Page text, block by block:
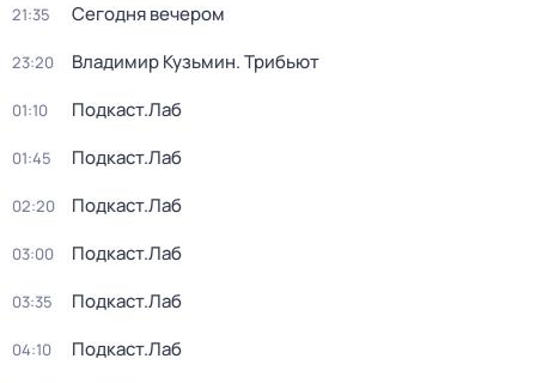
21:35 Сегодня вечером
23:20 Владимир Кузьмин. Трибьют
01:10 Подкаст.Лаб
01:45 Подкаст.Лаб
02:20 Подкаст.Лаб
03:00 Подкаст.Лаб
03:35 Подкаст.Лаб
04:10 Подкаст.Лаб